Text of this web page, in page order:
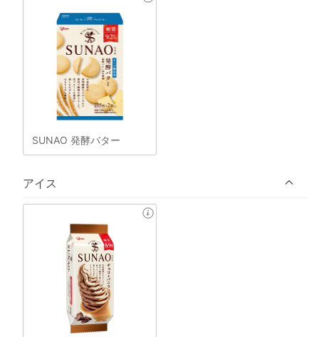
SUNAO 発酵バター
アイス